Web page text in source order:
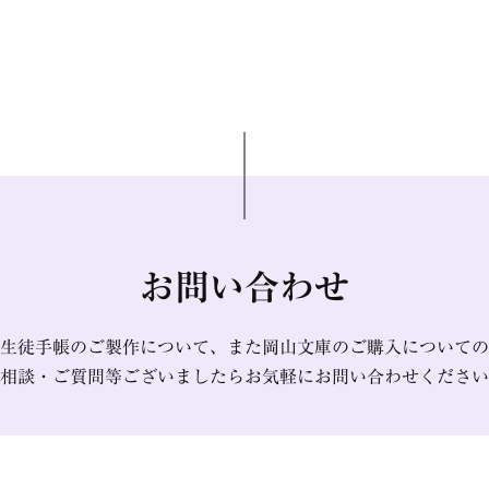
お問い合わせ
生徒手帳のご製作について、また岡山文庫のご購入についての
談・ご質問等ございましたらお気軽にお問い合わせくださ